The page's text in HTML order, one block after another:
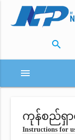
search
menu
ကုန်စည်ရှာ
Instructions for